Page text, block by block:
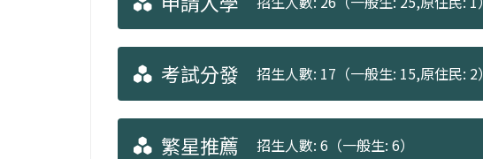
考試分發 招生人數: 17（一般生: 15,原住民: 2）
繁星推薦 招生人數: 6（一般生: 6）